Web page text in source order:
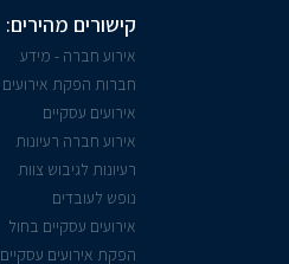
קישורים מהירים:
אירוע חברה - מידע
חברות הפקת אירועים
אירועים עסקיים
אירוע חברה רעיונות
רעיונות לגיבוש צוות
נופש לעובדים
אירועים עסקיים בחול
הפקת אירועים עסקיים